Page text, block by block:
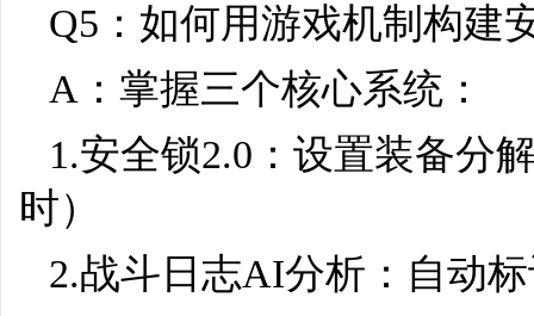
Q5：如何用游戏机制构建
A：掌握三个核心系统：
1.安全锁2.0：设置装备分
时）
2.战斗日志AI分析：自动